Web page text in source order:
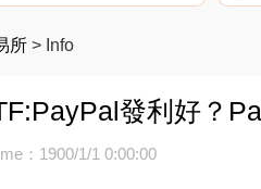
所 > Info
發利好？
：1900/1/1 0:00:00